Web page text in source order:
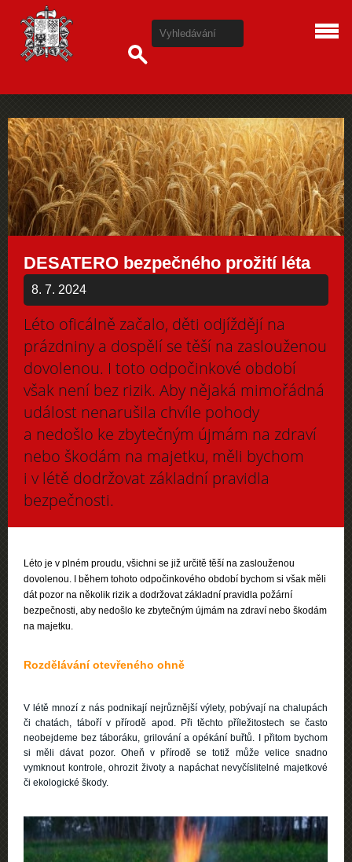
DESATERO bezpečného prožití léta
8. 7. 2024
Léto oficálně začalo, děti odjíždějí na
prázdniny a dospělí se těší na zaslouženou
dovolenou. I toto odpočinkové období
však není bez rizik. Aby nějaká mimořádná
událost nenarušila chvíle pohody
a nedošlo ke zbytečným újmám na zdraví
nebo škodám na majetku, měli bychom
i v létě dodržovat základní pravidla
bezpečnosti.
Léto je v plném proudu, všichni se již určitě těší na zaslouženou
dovolenou. I během tohoto odpočinkového období bychom si však měli
dát pozor na několik rizik a dodržovat základní pravidla požární
bezpečnosti, aby nedošlo ke zbytečným újmám na zdraví nebo škodám
na majetku.
Rozdělávání otevřeného ohně
V létě mnozí z nás podnikají nejrůznější výlety, pobývají na chalupách
či chatách, táboří v přírodě apod. Při těchto příležitostech se často
neobejdeme bez táboráku, grilování a opékání buřtů. I přitom bychom
si měli dávat pozor. Oheň v přírodě se totiž může velice snadno
vymknout kontrole, ohrozit životy a napáchat nevyčíslitelné majetkové
či ekologické škody.